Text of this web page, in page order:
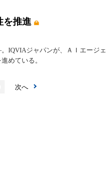
を推進
IQVIAジャパンが、ＡＩエージェ
めている。
次へ